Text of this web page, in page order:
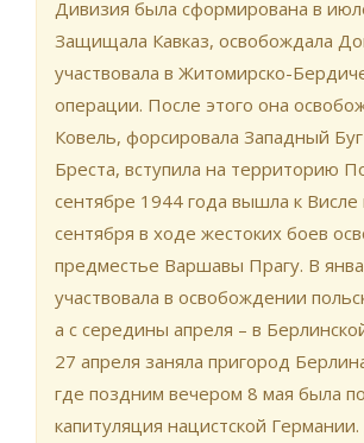
Дивизия была сформирована в
Защищала Кавказ, освобождала
участвовала в Житомирско-
операции. После этого она
Ковель, форсировала Западный
Бреста, вступила на территорию
сентябре 1944 года вышла к Висле
сентября в ходе жестоких боев
предместье Варшавы Прагу. В
участвовала в освобождении
а с середины апреля – в
27 апреля заняла пригород
где поздним вечером 8 мая была
капитуляция нацистской